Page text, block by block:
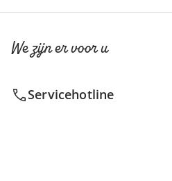
We zijn er voor u
Servicehotline